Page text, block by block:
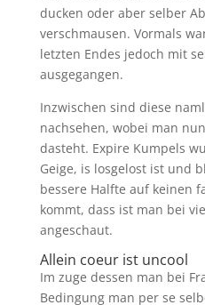
ducken oder aber selber
verschmausen. Vormals
letzten Endes jedoch mit
ausgegangen.
Inzwischen sind diese
nachsehen, wobei man
dasteht. Expire Kumpels
Geige, is losgelost ist und
bessere Halfte auf keinen
kommt, dass ist man bei
angeschaut.
Allein coeur ist uncool
Im zuge dessen man bei
Bedingung man per se